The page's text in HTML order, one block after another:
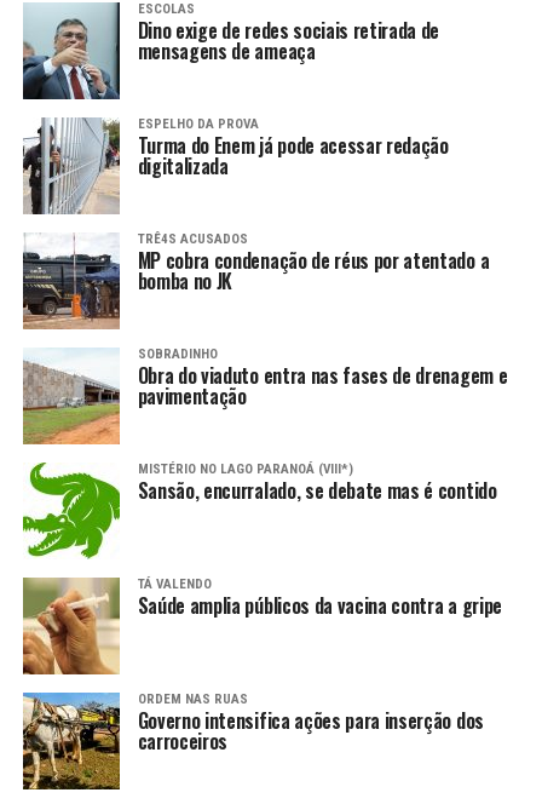
ESCOLAS
Dino exige de redes sociais retirada de
mensagens de ameaça
ESPELHO DA PROVA
Turma do Enem já pode acessar redação
digitalizada
TRÊ4S ACUSADOS
MP cobra condenação de réus por atentado a
bomba no JK
SOBRADINHO
Obra do viaduto entra nas fases de drenagem e
pavimentação
MISTÉRIO NO LAGO PARANOÁ (VIII*)
Sansão, encurralado, se debate mas é contido
TÁ VALENDO
Saúde amplia públicos da vacina contra a gripe
ORDEM NAS RUAS
Governo intensifica ações para inserção dos
carroceiros